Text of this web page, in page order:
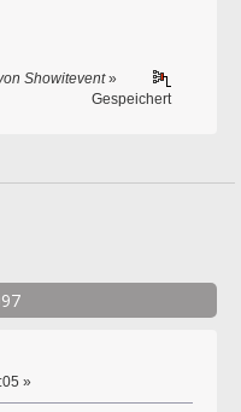
Showitevent»
Gespeichert
»